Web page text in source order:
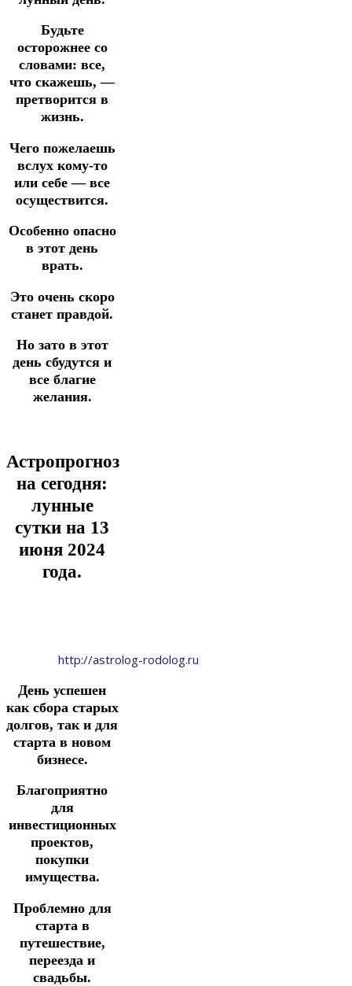
Будьте
осторожнее со
словами: все,
что скажешь, —
претворится в
жизнь.
Чего пожелаешь
вслух кому-то
или себе — все
осуществится.
Особенно опасно
в этот день
врать.
Это очень скоро
станет правдой.
Но зато в этот
день сбудутся и
все благие
желания.
Астропрогноз
на сегодня:
лунные
сутки на 13
июня 2024
года.
http://astrolog-rodolog.ru
День успешен
как сбора старых
долгов, так и для
старта в новом
бизнесе.
Благоприятно
для
инвестиционных
проектов,
покупки
имущества.
Проблемно для
старта в
путешествие,
переезда и
свадьбы.